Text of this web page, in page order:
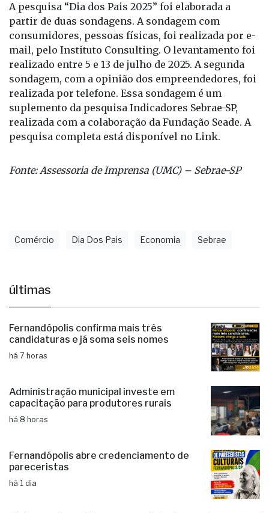
A pesquisa “Dia dos Pais 2025” foi elaborada a
partir de duas sondagens. A sondagem com
consumidores, pessoas físicas, foi realizada por e-
mail, pelo Instituto Consulting. O levantamento foi
realizado entre 5 e 13 de julho de 2025. A segunda
sondagem, com a opinião dos empreendedores, foi
realizada por telefone. Essa sondagem é um
suplemento da pesquisa Indicadores Sebrae-SP,
realizada com a colaboração da Fundação Seade. A
pesquisa completa está disponível no Link.
Fonte: Assessoria de Imprensa (UMC) – Sebrae-SP
Comércio Dia Dos Pais Economia Sebrae
últimas
Fernandópolis confirma mais três
candidaturas e já soma seis nomes
há 7 horas
Administração municipal investe em
capacitação para produtores rurais
há 8 horas
Fernandópolis abre credenciamento de
pareceristas
há 1 dia